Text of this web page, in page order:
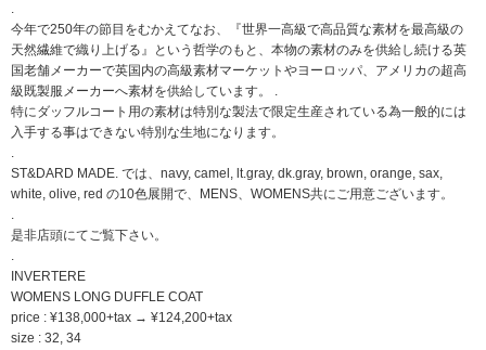
.
今年で250年の節目をむかえてなお、『世界一高級で高品質な素材を最高級の
天然繊維で織り上げる』という哲学のもと、本物の素材のみを供給し続ける英
国老舗メーカーで英国内の高級素材マーケットやヨーロッパ、アメリカの超高
級既製服メーカーへ素材を供給しています。 .
特にダッフルコート用の素材は特別な製法で限定生産されている為一般的には
入手する事はできない特別な生地になります。
.
ST&DARD MADE. では、navy, camel, lt.gray, dk.gray, brown, orange, sax,
white, olive, red の10色展開で、MENS、WOMENS共にご用意ございます。
.
是非店頭にてご覧下さい。
.
INVERTERE
WOMENS LONG DUFFLE COAT
price : ¥138,000+tax → ¥124,200+tax
size : 32, 34